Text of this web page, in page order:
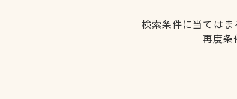
検索条件に当てはま
再度条